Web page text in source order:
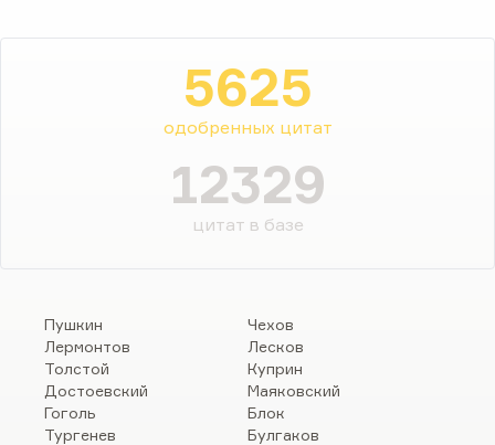
5625
одобренных цитат
12329
цитат в базе
Пушкин
Лермонтов
Толстой
Достоевский
Гоголь
Тургенев
Чехов
Лесков
Куприн
Маяковский
Блок
Булгаков